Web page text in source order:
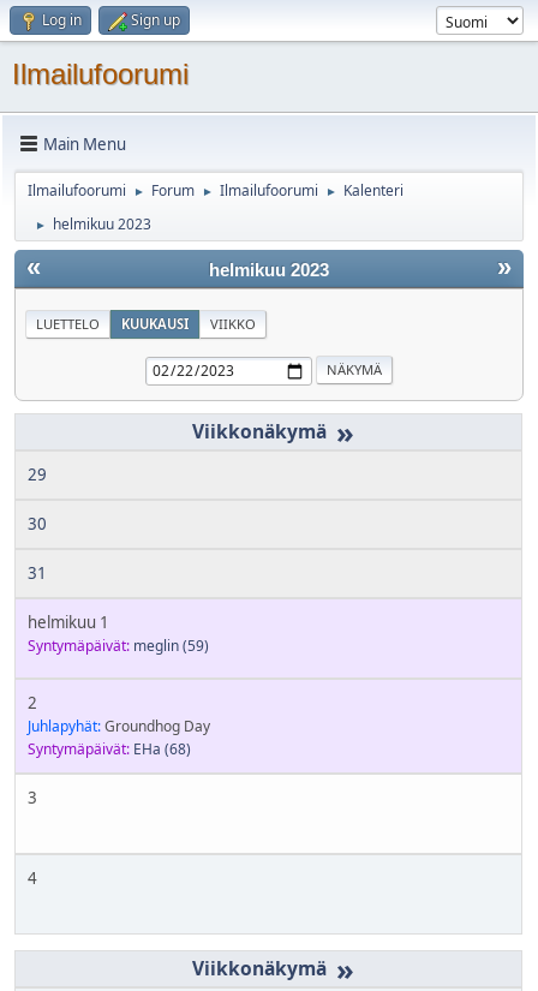
Log in Sign up
Ilmailufoorumi
Main Menu
Ilmailufoorumi ► Forum ► Ilmailufoorumi ► Kalenteri
► helmikuu 2023
« »
helmikuu 2023
LUETTELO KUUKAUSI VIIKKO
»
29
30
31
helmikuu 1
Syntymäpäivät: meglin(59)
2
Juhlapyhät:Groundhog Day
Syntymäpäivät: EHa (68)
3
4
»